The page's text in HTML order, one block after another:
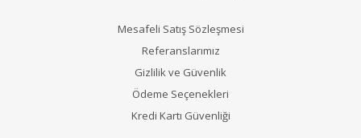
Mesafeli Satış Sözleşmesi
Referanslarımız
Gizlilik ve Güvenlik
Ödeme Seçenekleri
Kredi Kartı Güvenliği